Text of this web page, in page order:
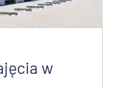
w